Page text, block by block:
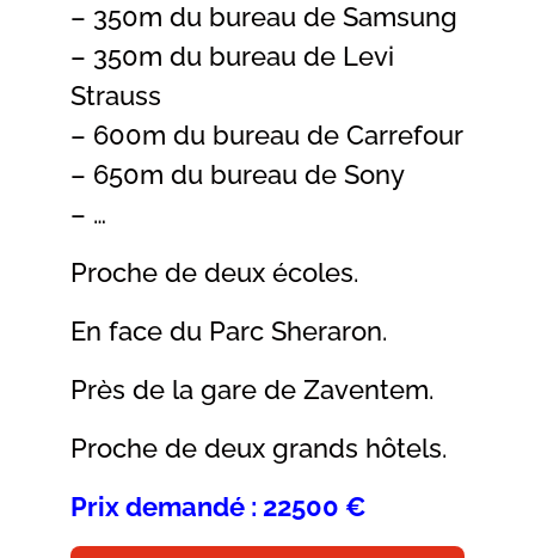
– 350m du bureau de Samsung
– 350m du bureau de Levi
Strauss
– 600m du bureau de Carrefour
– 650m du bureau de Sony
– …
Proche de deux écoles.
En face du Parc Sheraron.
Près de la gare de Zaventem.
Proche de deux grands hôtels.
Prix demandé : 22500 €